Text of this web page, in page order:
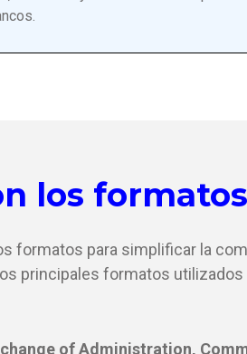
los
formatos para simplificar la
principales formatos
of Administration,